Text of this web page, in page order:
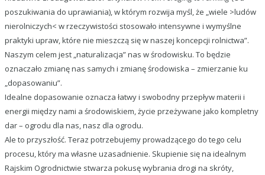
poszukiwania do uprawiania), w którym rozwija myśl, że „wiele >ludów
nierolniczych< w rzeczywistości stosowało intensywne i wymyślne
praktyki upraw, które nie mieszczą się w naszej koncepcji rolnictwa”.
Naszym celem jest „naturalizacja” nas w środowisku. To będzie
oznaczało zmianę nas samych i zmianę środowiska – zmierzanie ku
„dopasowaniu”.
Idealne dopasowanie oznacza łatwy i swobodny przepływ materii i
energii między nami a środowiskiem, życie przeżywane jako kompletny
dar – ogrodu dla nas, nasz dla ogrodu.
Ale to przyszłość. Teraz potrzebujemy prowadzącego do tego celu
procesu, który ma własne uzasadnienie. Skupienie się na idealnym
Rajskim Ogrodnictwie stwarza pokusę wybrania drogi na skróty,